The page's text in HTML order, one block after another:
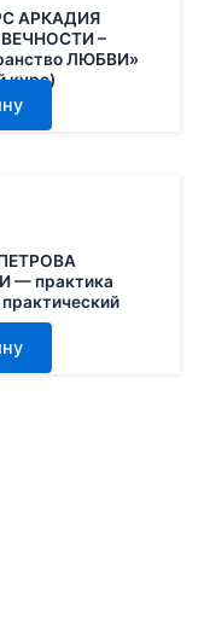
АРКАДИЯ
ВЕЧНОСТИ –
ЛЮБВИ»
курс)
— практика